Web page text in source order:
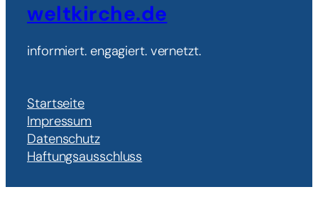
weltkirche.de
informiert. engagiert. vernetzt.
Startseite
Impressum
Datenschutz
Haftungsausschluss